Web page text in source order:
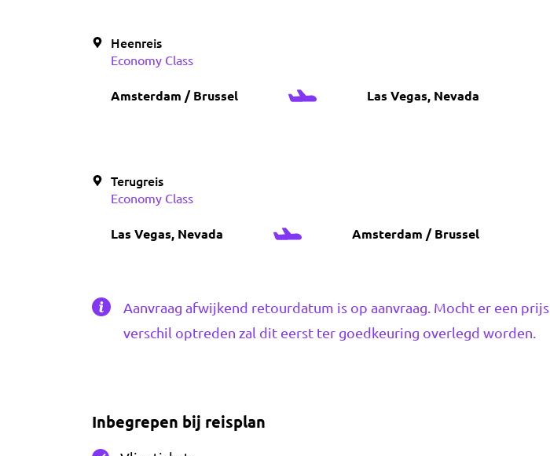
Heenreis
Economy Class
Amsterdam / Brussel Las Vegas, Nevada
Terugreis
Economy Class
Las Vegas, Nevada Amsterdam / Brussel
Aanvraag afwijkend retourdatum is op aanvraag. Mocht er een prijs
verschil optreden zal dit eerst ter goedkeuring overlegd worden.
Inbegrepen bij reisplan